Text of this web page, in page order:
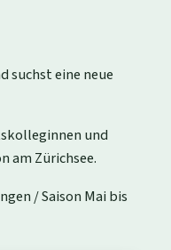
suchst eine neue
und
am Zürichsee.
/ Saison Mai bis